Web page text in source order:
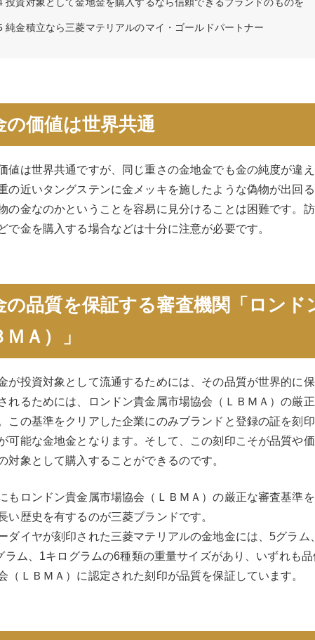
純金積立なら三菱マテリアルのマイ・ゴールドパートナー
の価値は世界共通
値は世界共通ですが、同じ重さの金地金でも金の純度が違
の近いタングステンに金メッキを施したような偽物が出回
の金なのかということを容易に見分けることは困難です。
で金を購入する場合などは十分に注意が必要です。
の品質を保証する審査機関「ロンド
ＭＡ）」
が投資対象として流通するためには、その品質が世界的に
れるためには、ロンドン貴金属市場協会（ＬＢＭＡ）の厳
この基準をクリアした企業にのみブランドと登録の証を刻
可能な金地金となります。そして、この刻印こそが品質や
対象として購入することができるのです。
もロンドン貴金属市場協会（ＬＢＭＡ）の厳正な審査基準
い歴史を有するのが三菱ブランドです。
ダイヤが刻印された三菱マテリアルの金地金には、5グラム
ラム、1キログラムの6種類の重量サイズがあり、いずれも
（ＬＢＭＡ）に認定された刻印が品質を保証しています。